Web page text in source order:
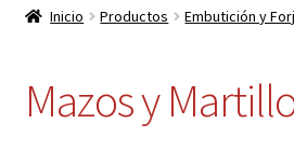
Productos
Catálogos
Inicio Productos Embutición y
Mazos y